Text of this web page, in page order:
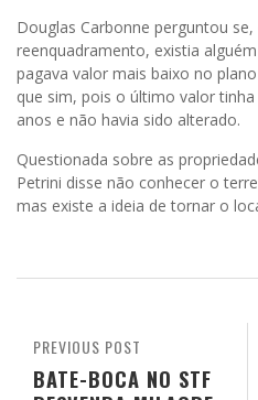
Douglas Carbonne perguntou
reenquadramento, existia
pagava valor mais baixo no
que sim, pois o último valor
anos e não havia sido alterado.
Questionada sobre as
Petrini disse não conhecer o
mas existe a ideia de tornar o
PREVIOUS POST
BATE-BOCA NO STF